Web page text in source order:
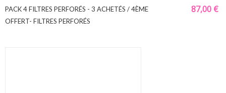
PACK 4 FILTRES PERFORÉS - 3 ACHETÉS / 4ÈME
OFFERT- FILTRES PERFORÉS
87,00 €